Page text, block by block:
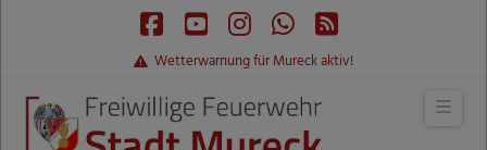
Facebook
YouTube
Instagram
Whatsapp
RSS
Wetterwarnung für Mureck aktiv!